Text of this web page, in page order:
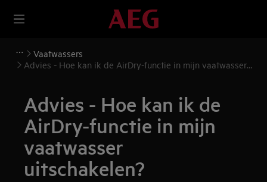
Vaatwassers
Advies - Hoe kan ik de AirDry-functie in mijn vaatwasser
Advies - Hoe kan ik de
AirDry-functie in mijn
vaatwasser
uitschakelen?